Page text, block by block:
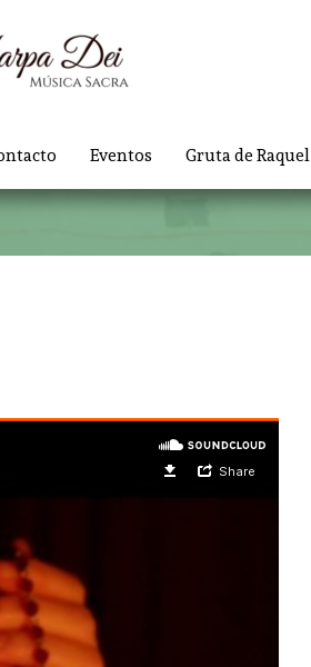
Eventos Gruta de Raquel